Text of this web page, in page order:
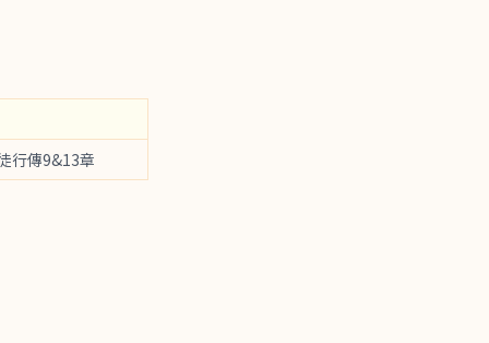
行傳9&13章